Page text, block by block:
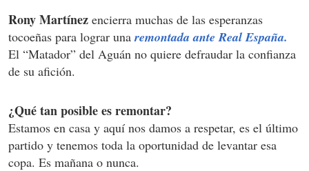
Rony Martínez encierra muchas de las esperanzas
tocoeñas para lograr unaremontada ante Real España.
El “Matador” del Aguán no quiere defraudar la confianza
de su afición.
¿Qué tan posible es remontar?
Estamos en casa y aquí nos damos a respetar, es el último
partido y tenemos toda la oportunidad de levantar esa
copa. Es mañana o nunca.